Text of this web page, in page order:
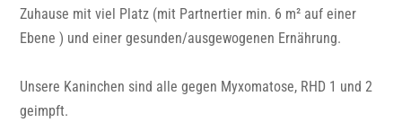
Zuhause mit viel Platz (mit Partnertier min. 6 m² auf einer
Ebene ) und einer gesunden/ausgewogenen Ernährung.
Unsere Kaninchen sind alle gegen Myxomatose, RHD 1 und 2
geimpft.